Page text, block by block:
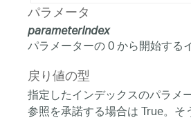
パラメータ
parameterIndex
パラメーターの 0 から開始する
戻り値の型
指定したインデックスのパラメ
参照を承諾する場合は True。そ